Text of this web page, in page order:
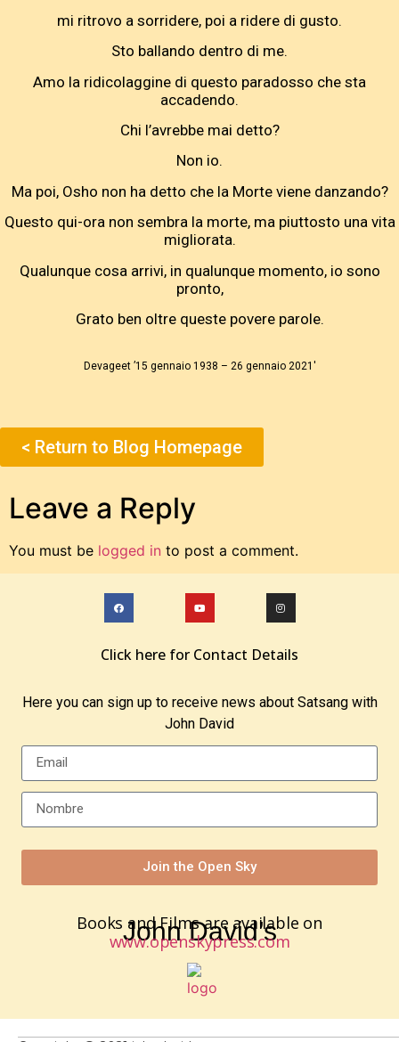
mi ritrovo a sorridere, poi a ridere di gusto.
Sto ballando dentro di me.
Amo la ridicolaggine di questo paradosso che sta
accadendo.
Chi l’avrebbe mai detto?
Non io.
Ma poi, Osho non ha detto che la Morte viene danzando?
Questo qui-ora non sembra la morte, ma piuttosto una vita
migliorata.
Qualunque cosa arrivi, in qualunque momento, io sono
pronto,
Grato ben oltre queste povere parole.
Devageet ’15 gennaio 1938 – 26 gennaio 2021′
< Return to Blog Homepage
Leave a Reply
You must be logged in to post a comment.
Click here for Contact Details
Here you can sign up to receive news about Satsang with
John David
Join the Open Sky
John David’s
Books and Films are available on
www.openskypress.com